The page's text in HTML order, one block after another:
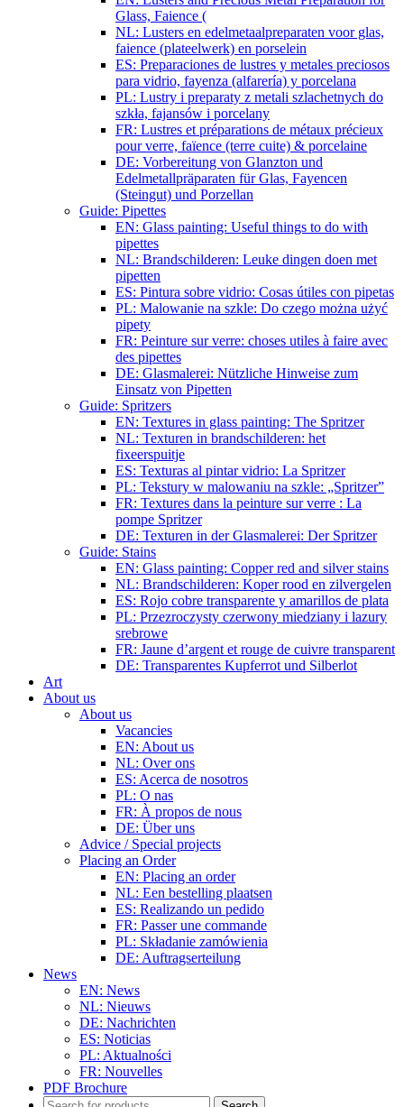
Glass, Faience (
NL: Lusters en edelmetaalpreparaten voor glas,
faience (plateelwerk) en porselein
ES: Preparaciones de lustres y metales preciosos
para vidrio, fayenza (alfarería) y porcelana
PL: Lustry i preparaty z metali szlachetnych do
szkła, fajansów i porcelany
FR: Lustres et préparations de métaux précieux
pour verre, faïence (terre cuite) & porcelaine
DE: Vorbereitung von Glanzton und
Edelmetallpräparaten für Glas, Fayencen
(Steingut) und Porzellan
Guide: Pipettes
EN: Glass painting: Useful things to do with
pipettes
NL: Brandschilderen: Leuke dingen doen met
pipetten
ES: Pintura sobre vidrio: Cosas útiles con pipetas
PL: Malowanie na szkle: Do czego można użyć
pipety
FR: Peinture sur verre: choses utiles à faire avec
des pipettes
DE: Glasmalerei: Nützliche Hinweise zum
Einsatz von Pipetten
Guide: Spritzers
EN: Textures in glass painting: The Spritzer
NL: Texturen in brandschilderen: het
fixeerspuitje
ES: Texturas al pintar vidrio: La Spritzer
PL: Tekstury w malowaniu na szkle: „Spritzer”
FR: Textures dans la peinture sur verre : La
pompe Spritzer
DE: Texturen in der Glasmalerei: Der Spritzer
Guide: Stains
EN: Glass painting: Copper red and silver stains
NL: Brandschilderen: Koper rood en zilvergelen
ES: Rojo cobre transparente y amarillos de plata
PL: Przezroczysty czerwony miedziany i lazury
srebrowe
FR: Jaune d’argent et rouge de cuivre transparent
DE: Transparentes Kupferrot und Silberlot
Art
About us
About us
Vacancies
EN: About us
NL: Over ons
ES: Acerca de nosotros
PL: O nas
FR: À propos de nous
DE: Über uns
Advice / Special projects
Placing an Order
EN: Placing an order
NL: Een bestelling plaatsen
ES: Realizando un pedido
FR: Passer une commande
PL: Składanie zamówienia
DE: Auftragserteilung
News
EN: News
NL: Nieuws
DE: Nachrichten
ES: Noticias
PL: Aktualności
FR: Nouvelles
PDF Brochure